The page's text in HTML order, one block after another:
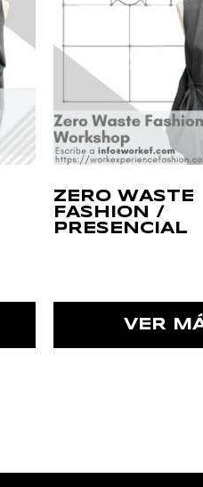
ZERO WASTE
FASHION /
PRESENCIAL
VER